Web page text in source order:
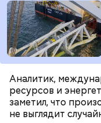
Аналитик,
ресурсов и
заметил, что
не выглядит